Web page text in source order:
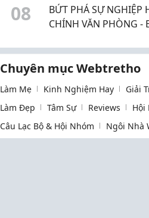
NHUẬN năm 2026 &
08
BỨT PHÁ SỰ NGHIỆP
CHÍNH VĂN PHÒNG -
Chuyên mục Webtretho
Làm Mẹ Kinh Nghiệm Hay Giải
Làm Đẹp
Tâm Sự Reviews Hội
Câu Lạc Bộ & Hội Nhóm
Ngôi Nhà